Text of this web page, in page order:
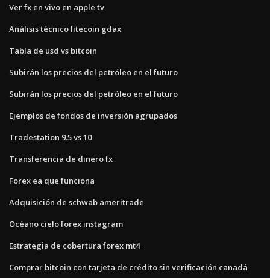
Ver fx en vivo en apple tv
Análisis técnico litecoin gdax
Tabla de usd vs bitcoin
Subirán los precios del petróleo en el futuro
Subirán los precios del petróleo en el futuro
Ejemplos de fondos de inversión agrupados
Tradestation 9.5 vs 10
Transferencia de dinero fx
Forex ea que funciona
Adquisición de schwab ameritrade
Océano cielo forex instagram
Estrategia de cobertura forex mt4
Comprar bitcoin con tarjeta de crédito sin verificación canadá